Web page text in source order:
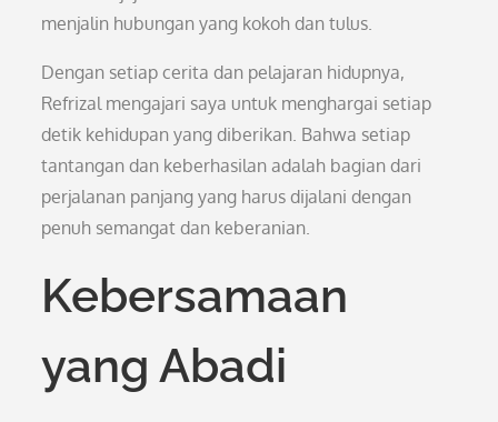
menjalin hubungan yang kokoh dan tulus.
Dengan setiap cerita dan pelajaran hidupnya,
Refrizal mengajari saya untuk menghargai setiap
detik kehidupan yang diberikan. Bahwa setiap
tantangan dan keberhasilan adalah bagian dari
perjalanan panjang yang harus dijalani dengan
penuh semangat dan keberanian.
Kebersamaan
yang Abadi